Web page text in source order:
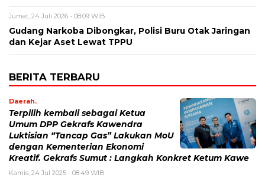
Jumat, 24 Juli 2026 - 08:09 WIB
Gudang Narkoba Dibongkar, Polisi Buru Otak Jaringan
dan Kejar Aset Lewat TPPU
BERITA TERBARU
Daerah.
Terpilih kembali sebagai Ketua
Umum DPP Gekrafs Kawendra
Luktisian “Tancap Gas” Lakukan MoU
dengan Kementerian Ekonomi
Kreatif. Gekrafs Sumut : Langkah Konkret Ketum Kawe
Kamis, 24 Jul 2025 - 08:49 WIB